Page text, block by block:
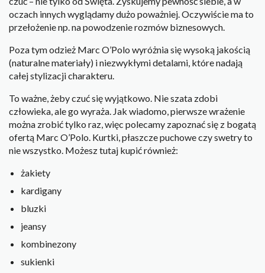
oczach innych wyglądamy dużo poważniej. Oczywiście ma to
przełożenie np. na powodzenie rozmów biznesowych.
Poza tym odzież Marc O’Polo wyróżnia się wysoką jakością
(naturalne materiały) i niezwykłymi detalami, które nadają
całej stylizacji charakteru.
To ważne, żeby czuć się wyjątkowo. Nie szata zdobi
człowieka, ale go wyraża. Jak wiadomo, pierwsze wrażenie
można zrobić tylko raz, więc polecamy zapoznać się z bogatą
ofertą Marc O’Polo. Kurtki, płaszcze puchowe czy swetry to
nie wszystko. Możesz tutaj kupić również:
żakiety
kardigany
bluzki
jeansy
kombinezony
sukienki